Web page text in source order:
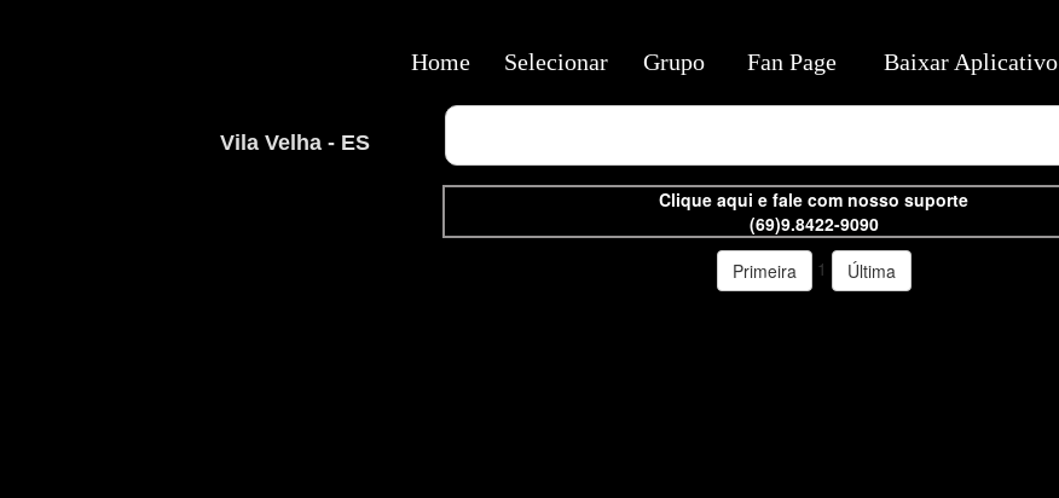
Vila Velha - ES
Clique aqui e fale com nosso suporte
(69)9.8422-9090
Primeira
1 Última
Home Selecionar Grupo Fan Page Baixar Aplicativo